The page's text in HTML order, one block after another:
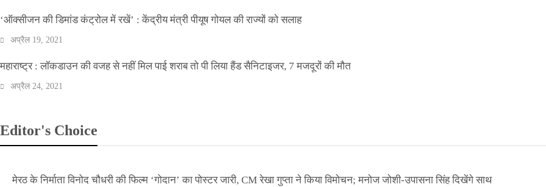
‘ऑक्सीजन की डिमांड कंट्रोल में रखें’ : केंद्रीय मंत्री पीयूष गोयल की राज्यों को सलाह
अप्रैल 19, 2021
महाराष्ट्र : लॉकडाउन की वजह से नहीं मिल पाई शराब तो पी लिया हैंड सैनिटाइजर, 7 मजदूरों की मौत
अप्रैल 24, 2021
Editor's Choice
मेरठ के निर्माता विनोद चौधरी की फिल्म ‘गोदान’ का पोस्टर जारी, CM रेखा गुप्ता ने किया विमोचन; मनोज जोशी-उपासना सिंह दिखेंगे साथ